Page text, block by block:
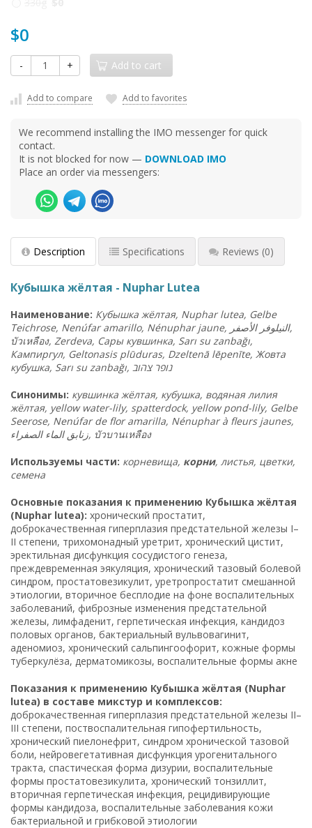
$0
- + Add to cart
Add to compare Add to favorites
We recommend installing the IMO messenger for quick
contact.
It is not blocked for now — DOWNLOAD IMO
Place an order via messengers:
Description Specifications Reviews (0)
Кубышка жёлтая - Nuphar Lutea
Наименование: Кубышка жёлтая, Nuphar lutea, Gelbe
Teichrose, Nenúfar amarillo, Nénuphar jaune, النيلوفر الأصفر,
บัวเหลือง, Zerdeva, Сары кувшинка, Sarı su zanbağı,
Кампиргул, Geltonasis plūduras, Dzeltenā lēpenīte, Жовта
кубушка, Sarı su zanbağı, נופר צהוב
Синонимы: кувшинка жёлтая, кубушка, водяная лилия
жёлтая, yellow water-lily, spatterdock, yellow pond-lily, Gelbe
Seerose, Nenúfar de flor amarilla, Nénuphar à fleurs jaunes,
زنابق الماء الصفراء, บัวบานเหลือง
Используемы части: корневища, корни, листья, цветки,
семена
Основные показания к применению Кубышка жёлтая
(Nuphar lutea): хронический простатит,
доброкачественная гиперплазия предстательной железы I–
II степени, трихомонадный уретрит, хронический цистит,
эректильная дисфункция сосудистого генеза,
преждевременная эякуляция, хронический тазовый болевой
синдром, простатовезикулит, уретропростатит смешанной
этиологии, вторичное бесплодие на фоне воспалительных
заболеваний, фиброзные изменения предстательной
железы, лимфаденит, герпетическая инфекция, кандидоз
половых органов, бактериальный вульвовагинит,
аденомиоз, хронический сальпингоофорит, кожные формы
туберкулёза, дерматомикозы, воспалительные формы акне
Показания к применению Кубышка жёлтая (Nuphar
lutea) в составе микстур и комплексов:
доброкачественная гиперплазия предстательной железы II–
III степени, поствоспалительная гипофертильность,
хронический пиелонефрит, синдром хронической тазовой
боли, нейровегетативная дисфункция урогенитального
тракта, спастическая форма дизурии, воспалительные
формы простатовезикулита, хронический тонзиллит,
вторичная герпетическая инфекция, рецидивирующие
формы кандидоза, воспалительные заболевания кожи
бактериальной и грибковой этиологии